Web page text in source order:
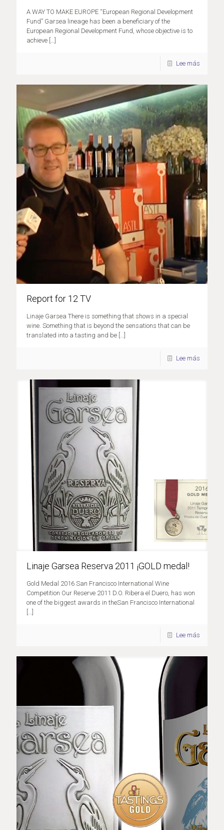
A WAY TO MAKE EUROPE “European Regional Development
Fund” Garsea lineage has been a beneficiary of the
European Regional Development Fund, whose objective is to
achieve
Lee más
Report for 12 TV
Linaje Garsea There is something that shows in a special
wine. Something that is beyond the sensations that can be
translated into a tasting and be […]
Lee más
Linaje Garsea Reserva 2011 ¡GOLD medal!
Gold Medal 2016 San Francisco International Wine
Competition Our Reserve 2011 D.O. Ribera el Duero, has won
one of the biggest awards in theSan Francisco International
[…]
Lee más